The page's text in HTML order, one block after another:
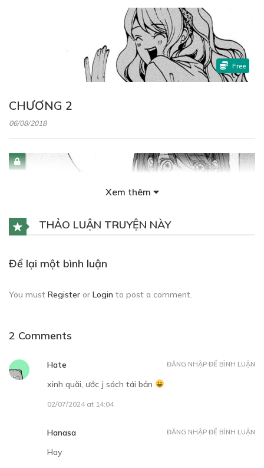
CHƯƠNG 2
06/08/2018
Free
04/09/2018
Xem thêm
THẢO LUẬN TRUYỆN NÀY
Để lại một bình luận
You must Register or Login to post a comment.
2 Comments
Hate
xinh quãi, ước j sách tái bản
02/07/2024 at 14:04
ĐĂNG NHẬP ĐỂ BÌNH LUẬN
Hanasa
Hay
ĐĂNG NHẬP ĐỂ BÌNH LUẬN